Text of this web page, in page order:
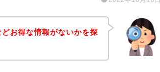
お得な情報がないかを探